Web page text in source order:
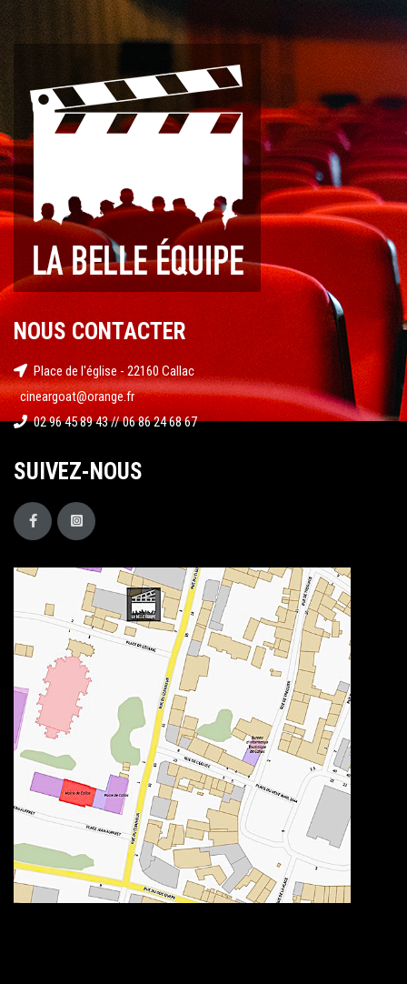
NOUS CONTACTER
Place de l'église - 22160 Callac
cineargoat@orange.fr
02 96 45 89 43 // 06 86 24 68 67
SUIVEZ-NOUS